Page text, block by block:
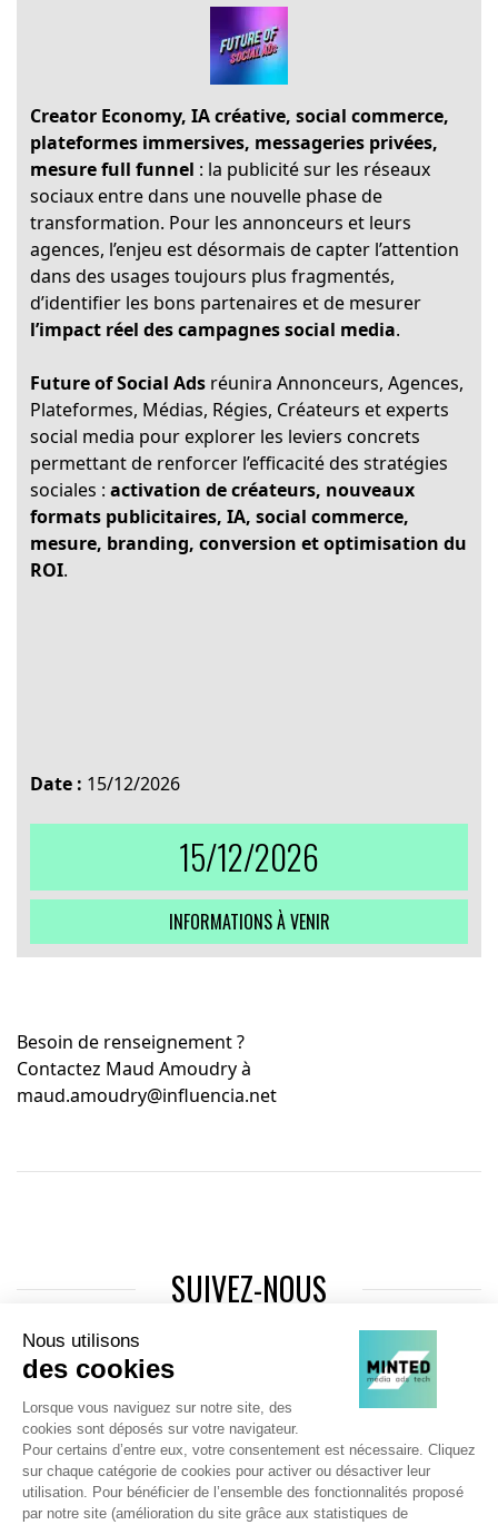
Creator Economy, IA créative, social commerce,
plateformes immersives, messageries privées,
mesure full funnel : la publicité sur les réseaux
sociaux entre dans une nouvelle phase de
transformation. Pour les annonceurs et leurs
agences, l’enjeu est désormais de capter l’attention
dans des usages toujours plus fragmentés,
d’identifier les bons partenaires et de mesurer
l’impact réel des campagnes social media.
Future of Social Adsréunira Annonceurs, Agences,
Plateformes, Médias, Régies, Créateurs et experts
social media pour explorer les leviers concrets
permettant de renforcer l’efficacité des stratégies
sociales : activation de créateurs, nouveaux
formats publicitaires, IA, social commerce,
mesure, branding, conversion et optimisation du
ROI.
Date : 15/12/2026
15/12/2026
INFORMATIONS À VENIR
Besoin de renseignement ?
Contactez Maud Amoudry à
maud.amoudry@influencia.net
SUIVEZ-NOUS